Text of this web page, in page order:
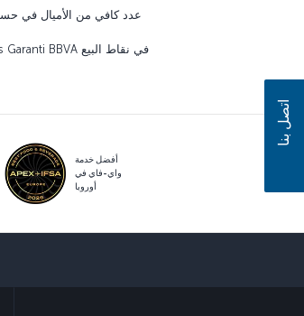
أفضل خدمة
واي-فاي في
أوروبا
اتصل بنا